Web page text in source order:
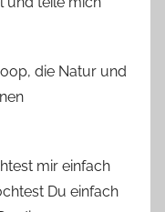
die Natur und
mir einfach
Du einfach